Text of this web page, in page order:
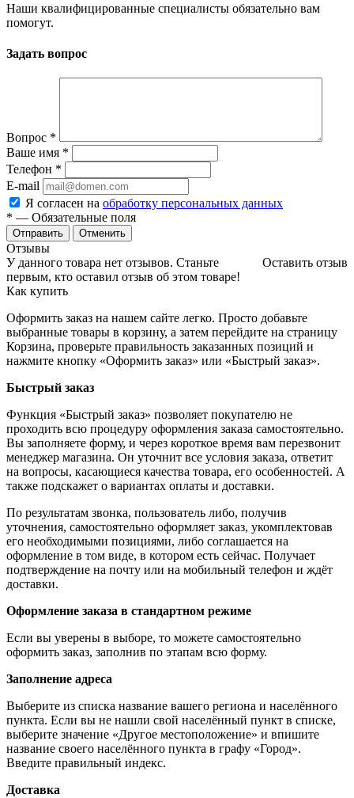
Наши квалифицированные специалисты обязательно вам
помогут.
Задать вопрос
Вопрос *
Ваше имя *
Телефон *
E-mail
Я согласен на обработку персональных данных
* — Обязательные поля
Отменить
Отзывы
Оставить отзыв
У данного товара нет отзывов. Станьте
первым, кто оставил отзыв об этом товаре!
Как купить
Оформить заказ на нашем сайте легко. Просто добавьте
выбранные товары в корзину, а затем перейдите на страницу
Корзина, проверьте правильность заказанных позиций и
нажмите кнопку «Оформить заказ» или «Быстрый заказ».
Быстрый заказ
Функция «Быстрый заказ» позволяет покупателю не
проходить всю процедуру оформления заказа самостоятельно.
Вы заполняете форму, и через короткое время вам перезвонит
менеджер магазина. Он уточнит все условия заказа, ответит
на вопросы, касающиеся качества товара, его особенностей. А
также подскажет о вариантах оплаты и доставки.
По результатам звонка, пользователь либо, получив
уточнения, самостоятельно оформляет заказ, укомплектовав
его необходимыми позициями, либо соглашается на
оформление в том виде, в котором есть сейчас. Получает
подтверждение на почту или на мобильный телефон и ждёт
доставки.
Оформление заказа в стандартном режиме
Если вы уверены в выборе, то можете самостоятельно
оформить заказ, заполнив по этапам всю форму.
Заполнение адреса
Выберите из списка название вашего региона и населённого
пункта. Если вы не нашли свой населённый пункт в списке,
выберите значение «Другое местоположение» и впишите
название своего населённого пункта в графу «Город».
Введите правильный индекс.
Доставка